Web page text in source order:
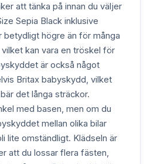
att tänka på innan du väljer
Sepia Black inklusive
betydligt högre än för många
kan vara en tröskel för
är också något
Britax babyskydd, vilket
det långa sträckor.
med basen, men om du
mellan olika bilar
lite omständligt. Klädseln är
att du lossar flera fästen,